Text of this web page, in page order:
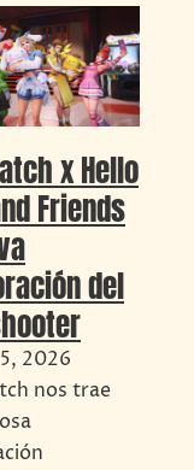
x Hello
Friends
del
2026
nos trae